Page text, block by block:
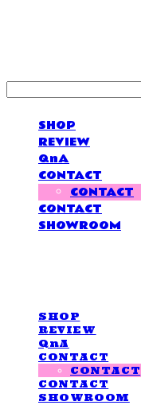
SHOP
REVIEW
QnA
CONTACT
CONTACT
CONTACT
SHOWROOM
SHOP
REVIEW
QnA
CONTACT
CONTACT
CONTACT
SHOWROOM